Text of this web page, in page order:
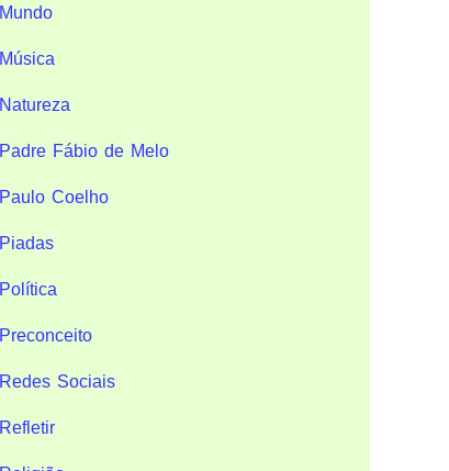
Mundo
Música
Natureza
Padre Fábio de Melo
Paulo Coelho
Piadas
Política
Preconceito
Redes Sociais
Refletir